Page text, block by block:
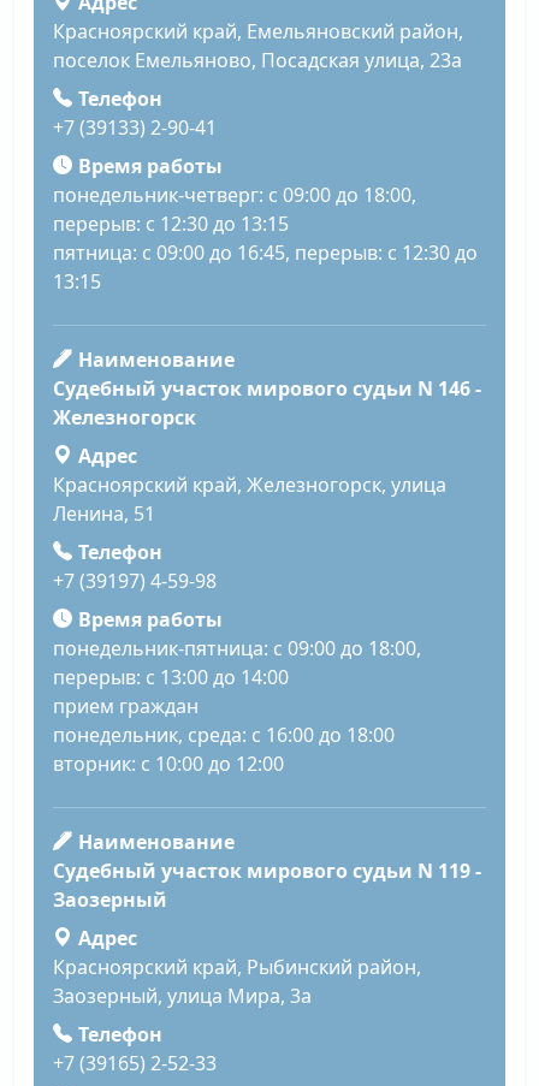
Красноярский край, Емельяновский район,
поселок Емельяново, Посадская улица, 23а
Телефон
+7 (39133) 2-90-41
Время работы
понедельник-четверг: с 09:00 до 18:00,
перерыв: с 12:30 до 13:15
пятница: с 09:00 до 16:45, перерыв: с 12:30 до
13:15
Наименование
Судебный участок мирового судьи N 146 -
Железногорск
Адрес
Красноярский край, Железногорск, улица
Ленина, 51
Телефон
+7 (39197) 4-59-98
Время работы
понедельник-пятница: с 09:00 до 18:00,
перерыв: с 13:00 до 14:00
прием граждан
понедельник, среда: с 16:00 до 18:00
вторник: с 10:00 до 12:00
Наименование
Судебный участок мирового судьи N 119 -
Заозерный
Адрес
Красноярский край, Рыбинский район,
Заозерный, улица Мира, 3а
Телефон
+7 (39165) 2-52-33